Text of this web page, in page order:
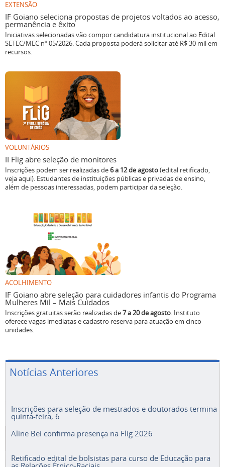
EXTENSÃO
IF Goiano seleciona propostas de projetos voltados ao acesso,
permanência e êxito
Iniciativas selecionadas vão compor candidatura institucional ao Edital
SETEC/MEC nº 05/2026. Cada proposta poderá solicitar até R$ 30 mil em
recursos.
VOLUNTÁRIOS
II Flig abre seleção de monitores
Inscrições podem ser realizadas de6 a 12 de agosto(edital retificado,
veja aqui). Estudantes de instituições públicas e privadas de ensino,
além de pessoas interessadas, podem participar da seleção.
ACOLHIMENTO
IF Goiano abre seleção para cuidadores infantis do Programa
Mulheres Mil – Mais Cuidados
Inscrições gratuitas serão realizadas de7 a 20 de agosto. Instituto
oferece vagas imediatas e cadastro reserva para atuação em cinco
unidades.
Notícias Anteriores
Inscrições para seleção de mestrados e doutorados termina
quinta-feira, 6
Aline Bei confirma presença na Flig 2026
Retificado edital de bolsistas para curso de Educação para